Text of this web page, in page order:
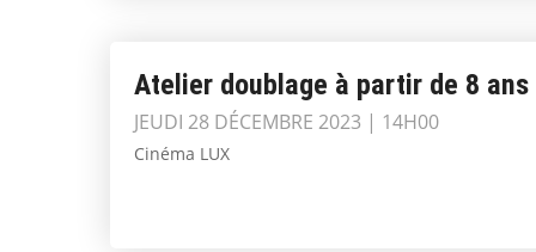
Atelier doublage à partir de 8 ans
JEUDI 28 DÉCEMBRE 2023 | 14H00
Cinéma LUX